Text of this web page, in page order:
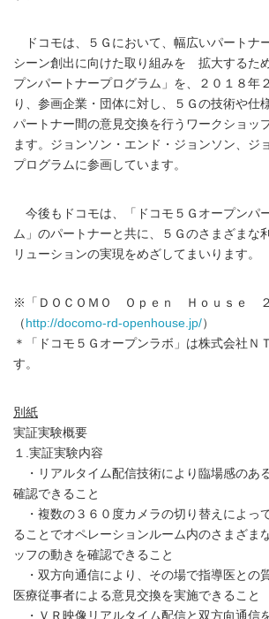
ドコモは、５Ｇにおいて、幅広いパートナ
シーン創出に向けた取り組みを 拡大するた
プンパートナープログラム」を、２０１８年
り、参画企業・団体に対し、５Ｇの技術や仕
パートナー間の意見交換を行うワークショッ
ます。ジョンソン・エンド・ジョンソン、ジ
プログラムに参画しています。
今後もドコモは、「ドコモ５Ｇオープンパ
ム」のパートナーと共に、５Ｇのさまざまな
リューションの実現をめざしてまいります。
※「ＤＯＣＯＭＯ Ｏｐｅｎ Ｈｏｕｓｅ ２
（ http://docomo-rd-openhouse.jp/）
＊「ドコモ５Ｇオープンラボ」は株式会社Ｎ
す。
別紙
実証実験概要
１.実証実験内容
・リアルタイム配信技術により臨場感のあ
確認できること
・複数の３６０度カメラの切り替えによっ
ることでオペレーションルーム内のさまざま
ッフの動きを確認できること
・双方向通信により、その場で指導医との
医療従事者による意見交換を実施できること
・ＶＲ映像リアルタイム配信と双方向通信